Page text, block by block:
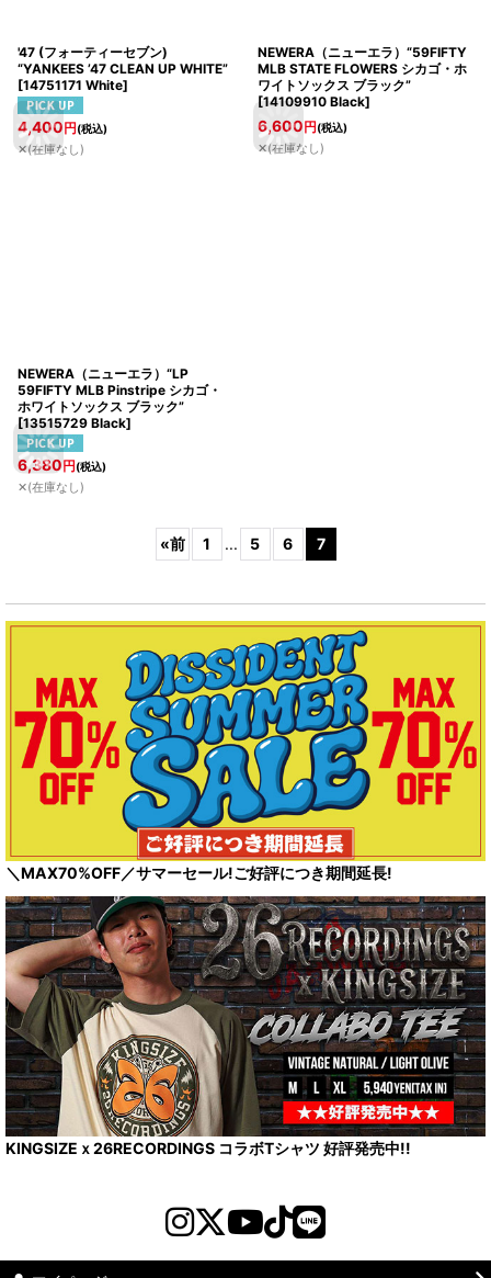
'47 (フォーティーセブン)
“YANKEES ’47 CLEAN UP WHITE”
[14751171 White]
4,400円(税込)
✕(在庫なし)
NEWERA（ニューエラ）“59FIFTY
MLB STATE FLOWERS シカゴ・ホ
ワイトソックス ブラック”
[14109910 Black]
6,600円(税込)
✕(在庫なし)
NEWERA（ニューエラ）“LP
59FIFTY MLB Pinstripe シカゴ・
ホワイトソックス ブラック”
[13515729 Black]
6,380円(税込)
✕(在庫なし)
«前 1 ... 5 6 7
＼MAX70%OFF／サマーセール!ご好評につき期間延長!
KINGSIZEｘ26RECORDINGS コラボTシャツ 好評発売中!!